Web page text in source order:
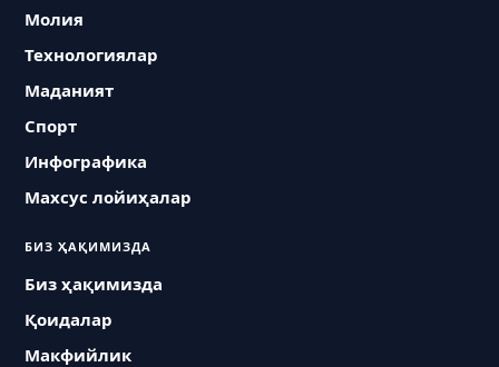
Молия
Технологиялар
Маданият
Спорт
Инфографика
Махсус лойиҳалар
БИЗ ҲАҚИМИЗДА
Биз ҳақимизда
Қоидалар
Макфийлик